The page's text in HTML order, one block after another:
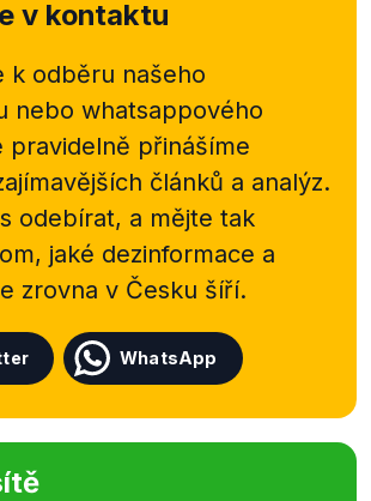
v kontaktu
k odběru našeho
nebo whatsappového
pravidelně přinášíme
článků a analýz.
odebírat, a mějte tak
jaké dezinformace a
zrovna v Česku šíří.
WhatsApp